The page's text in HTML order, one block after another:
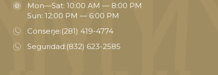
Mon—Sat: 10:00 AM — 8:00 PM
Sun: 12:00 PM — 6:00 PM
Conserje:(281) 419-4774
Seguridad:(832) 623-2585